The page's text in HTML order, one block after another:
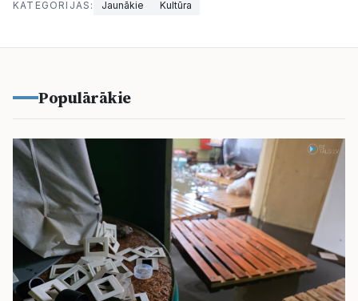
KATEGORIJAS: Jaunākie Kultūra
Populārākie